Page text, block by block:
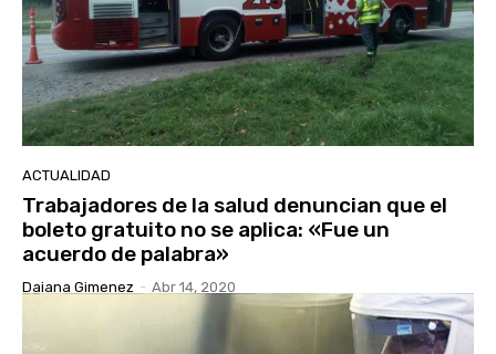
ACTUALIDAD
Trabajadores de la salud denuncian que el
boleto gratuito no se aplica: «Fue un
acuerdo de palabra»
Daiana Gimenez - Abr 14, 2020